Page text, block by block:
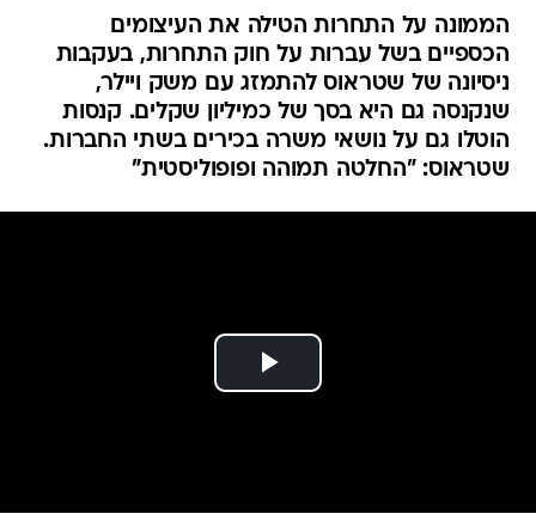
הממונה על התחרות הטילה את העיצומים
הכספיים בשל עברות על חוק התחרות, בעקבות
ניסיונה של שטראוס להתמזג עם משק ויילר,
שנקנסה גם היא בסך של כמיליון שקלים. קנסות
הוטלו גם על נושאי משרה בכירים בשתי החברות.
שטראוס: "החלטה תמוהה ופופוליסטית"